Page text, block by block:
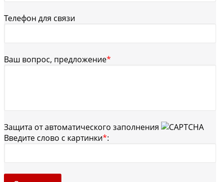
Телефон для связи
Ваш вопрос, предложение*
Защита от автоматического заполнения
Введите слово с картинки*: